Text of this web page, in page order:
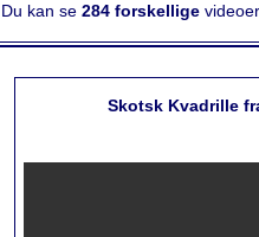
Du kan se 284 forskellige
Skotsk Kvadrille